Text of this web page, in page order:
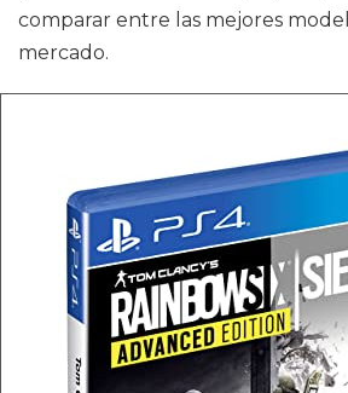
comparar entre las mejores
mercado.